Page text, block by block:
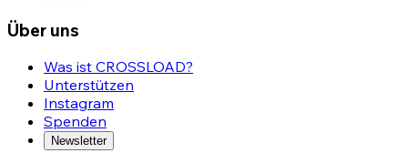
Über uns
Was ist CROSSLOAD?
Unterstützen
Instagram
Spenden
Newsletter